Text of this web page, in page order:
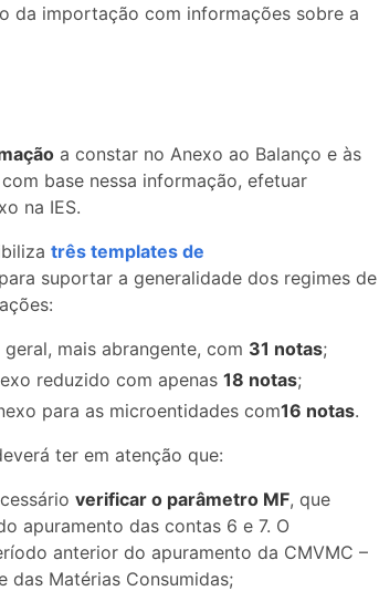
da importação com informações sobre a
a constar no Anexo ao Balanço e às
base nessa informação, efetuar
na IES.
três templates de
suportar a generalidade dos regimes de
mais abrangente, com 31 notas;
reduzido com apenas 18 notas;
para as microentidades com16 notas.
ter em atenção que:
verificar o parâmetro MF, que
apuramento das contas 6 e 7. O
anterior do apuramento da CMVMC –
das Matérias Consumidas;